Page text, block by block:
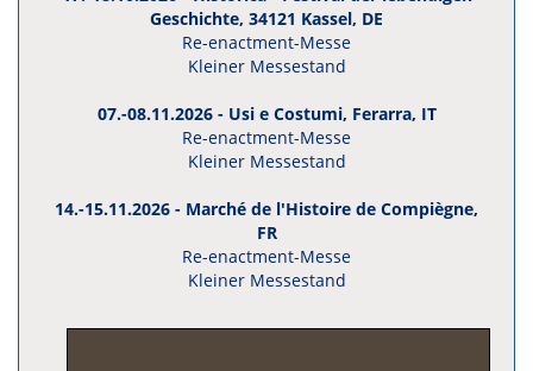
Geschichte, 34121 Kassel, DE
Re-enactment-Messe
Kleiner Messestand
07.-08.11.2026 - Usi e Costumi, Ferarra, IT
Re-enactment-Messe
Kleiner Messestand
14.-15.11.2026 - Marché de l'Histoire de Compiègne,
FR
Re-enactment-Messe
Kleiner Messestand